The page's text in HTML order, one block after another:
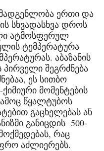
ერთი და
სხვადასხვა დროს
ატმოსფერულ
ტემპერატურა
აბაზანის
პირველი შეგრძნება
ეს სითბო
მომენტების
წყალტუბოს
გაცხელებას ან
განიცდის 500-
რაც
აძლიერებს.